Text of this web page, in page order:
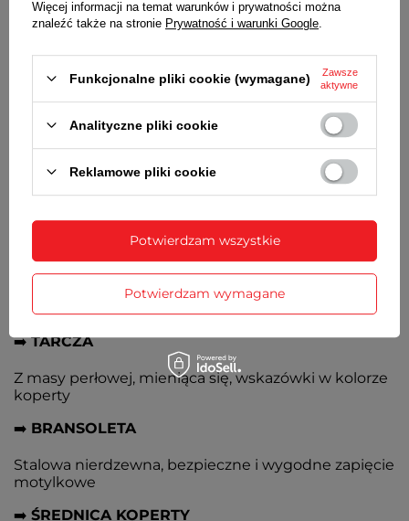
Japoński kwarcowy
Klasa szczelności 50M (5 ATM dotyczy ciśnienia
statycznego) - można się kąpać, brać prysznic
SZKIEŁKO
Szafirowe płaskie antyrefleksyjne o bardzo dużej
Wysokiej jakości stal nierdzewna 316L w kolorze
srebrnym, wysadzana cyrkoniami. Stalowy
zakręcany dekielek
➡️TARCZA
Z masy perłowej, mieniąca się, wskazówki w kolorze
koperty
➡️ BRANSOLETA
Stalowa nierdzewna, bezpieczne i wygodne zapięcie
motylkowe
➡️ ŚREDNICA KOPERTY
Więcej informacji na temat warunków i prywatności można
znaleźć także na stronie Prywatność i warunki Google
Funkcjonalne pliki cookie (wymagane)
Zawsze
aktywne
Analityczne pliki cookie
Reklamowe pliki cookie
Potwierdzam wymagane
Potwierdzam wszystkie